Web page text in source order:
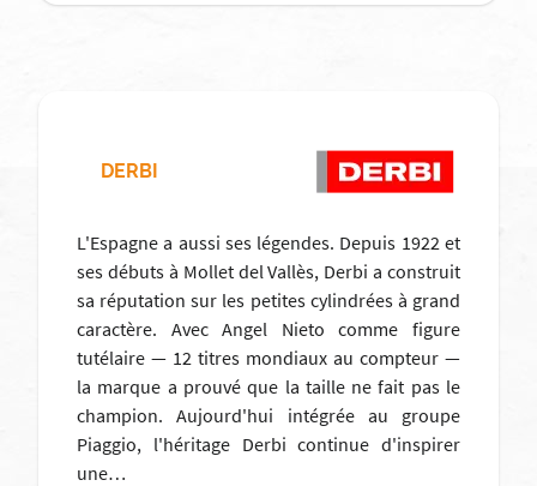
DERBI
L'Espagne a aussi ses légendes. Depuis 1922 et
ses débuts à Mollet del Vallès, Derbi a construit
sa réputation sur les petites cylindrées à grand
caractère. Avec Angel Nieto comme figure
tutélaire — 12 titres mondiaux au compteur —
la marque a prouvé que la taille ne fait pas le
champion. Aujourd'hui intégrée au groupe
Piaggio, l'héritage Derbi continue d'inspirer
une…